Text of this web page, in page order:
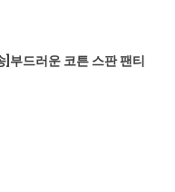
]부드러운 코튼 스판 팬티